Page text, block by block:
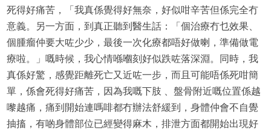
死得好痛苦，「我真係覺得好無奈，好似咁辛苦但係完全冇
意義。另一方面，到真正聽到醫生話：「個治療冇乜效果、
個腫瘤仲要大咗少少，最後一次化療都唔好做喇，準備做電
療啦。」嘅時候，我心情喺嗰刻好似跌咗落深淵。同時，我
真係好驚，感覺距離死亡又近咗一步，而且可能唔係死咁簡
單，係會死得好痛苦，因為我嘅下肢 、盤骨附近嘅位置係越
嚟越痛，痛到開始連嗎啡都冇辦法舒緩到，身體仲會不自覺
抽搐，有啲身體部位已經變得麻木，排泄方面都開始出現好